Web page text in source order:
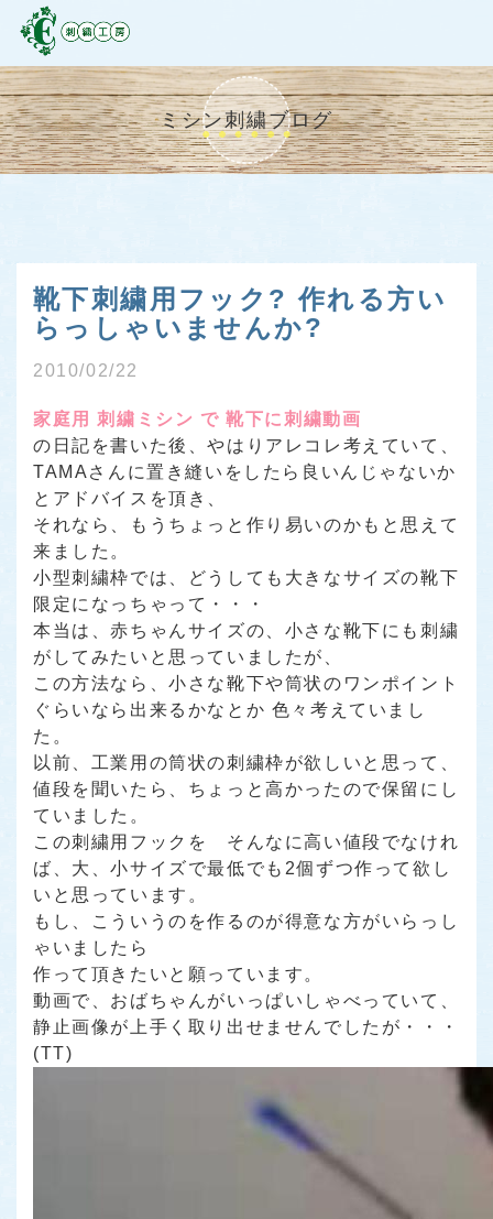
ミシン刺繍ブログ
靴下刺繍用フック? 作れる方い
らっしゃいませんか?
2010/02/22
家庭用 刺繍ミシン で 靴下に刺繍動画
の日記を書いた後、やはりアレコレ考えていて、
TAMAさんに置き縫いをしたら良いんじゃないか
とアドバイスを頂き、
それなら、もうちょっと作り易いのかもと思えて
来ました。
小型刺繍枠では、どうしても大きなサイズの靴下
限定になっちゃって・・・
本当は、赤ちゃんサイズの、小さな靴下にも刺繍
がしてみたいと思っていましたが、
この方法なら、小さな靴下や筒状のワンポイント
ぐらいなら出来るかなとか 色々考えていまし
た。
以前、工業用の筒状の刺繍枠が欲しいと思って、
値段を聞いたら、ちょっと高かったので保留にし
ていました。
この刺繍用フックを そんなに高い値段でなけれ
ば、大、小サイズで最低でも2個ずつ作って欲し
いと思っています。
もし、こういうのを作るのが得意な方がいらっし
ゃいましたら
作って頂きたいと願っています。
動画で、おばちゃんがいっぱいしゃべっていて、
静止画像が上手く取り出せませんでしたが・・・
(TT)